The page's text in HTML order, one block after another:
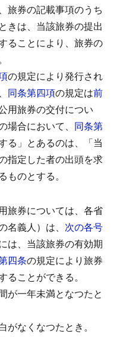
旅券の記載事項のうち
きは、当該旅券の提出
ることにより、旅券の
の規定により発行され
同条第四項の規定は前
用旅券の交付につい
場合において、 同条第
る」とあるのは、「当
指定した者の出頭を求
のとする。
旅券については、各省
義人）は、 次の各号
は、当該旅券の有効期
四条の規定により旅券
ことができる。
が一年未満となつたと
がなくなつたとき。